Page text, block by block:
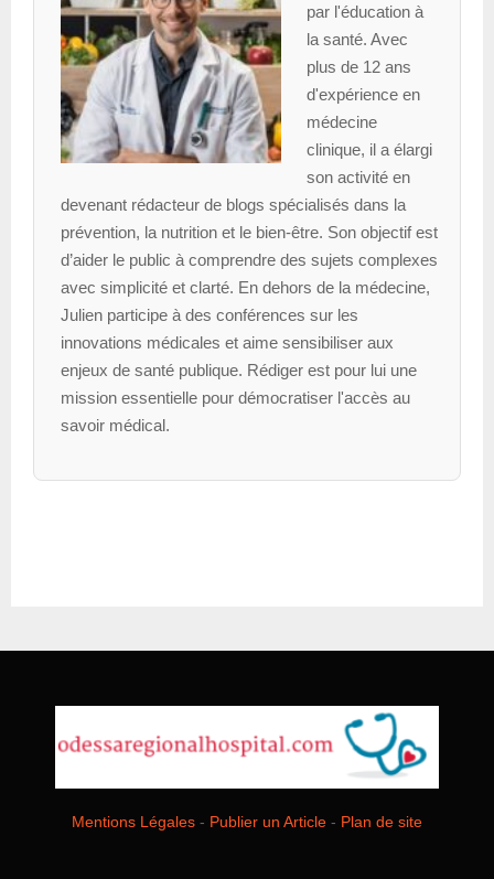
par l'éducation à
la santé. Avec
plus de 12 ans
d'expérience en
médecine
clinique, il a élargi
son activité en
devenant rédacteur de blogs spécialisés dans la
prévention, la nutrition et le bien-être. Son objectif est
d’aider le public à comprendre des sujets complexes
avec simplicité et clarté. En dehors de la médecine,
Julien participe à des conférences sur les
innovations médicales et aime sensibiliser aux
enjeux de santé publique. Rédiger est pour lui une
mission essentielle pour démocratiser l'accès au
savoir médical.
Mentions Légales - Publier un Article - Plan de site